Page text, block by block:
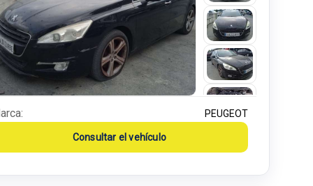
PEUGEOT
Consultar el vehículo